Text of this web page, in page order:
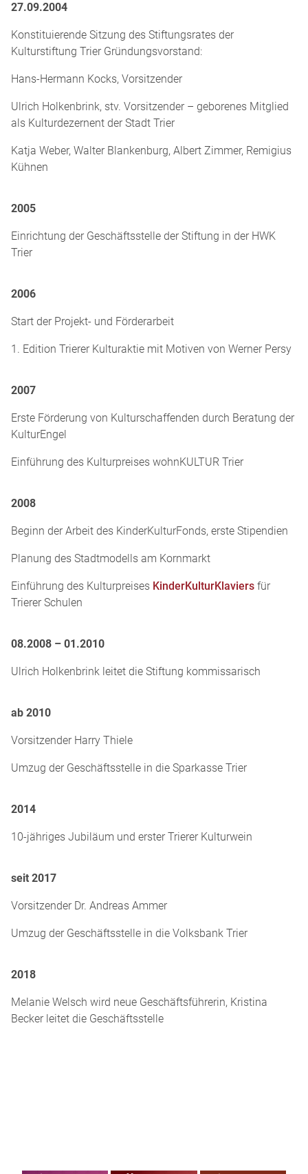
27.09.2004
Konstituierende Sitzung des Stiftung­srates der
Kulturstiftung Trier Gründungsvorstand:
Hans-Hermann Kocks, Vorsitzender
Ulrich Holkenbrink, stv. Vorsitzender – geborenes Mitglied
als Kulturdezernent der Stadt Trier
Katja Weber, Walter Blankenburg, Albert Zimmer, Remigius
Kühnen
2005
Einrichtung der Geschäftsstelle der Stiftung in der HWK
Trier
2006
Start der Projekt- und Förderarbeit
1. Edition Trierer Kulturaktie mit Motiven von Werner Persy
2007
Erste Förderung von Kulturschaffenden durch Beratung der
Kultur­Engel
Einführung des Kulturpreises wohnKULTUR Trier
2008
Beginn der Arbeit des Kinder­Kultur­Fonds, erste Stipendien
Planung des Stadtmodells am Kornmarkt
Einführung des Kulturpreises KinderKulturKlaviers für
Trierer Schulen
08.2008 – 01.2010
Ulrich Holkenbrink leitet die Stiftung kommissarisch
ab 2010
Vorsitzender Harry Thiele
Umzug der Geschäftsstelle in die Sparkasse Trier
2014
10-jähriges Jubiläum und erster Trierer Kulturwein
seit 2017
Vorsitzender Dr. Andreas Ammer
Umzug der Geschäftsstelle in die Volksbank Trier
2018
Melanie Welsch wird neue Geschäftsführerin, Kristina
Becker leitet die Geschäftsstelle